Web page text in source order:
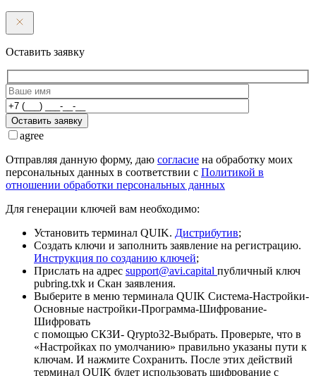
Оставить заявку
Оставить заявку
agree
Отправляя данную форму, даю согласие на обработку моих
персональных данных в соответствии с Политикой в
отношении обработки персональных данных
Для генерации ключей вам необходимо:
Установить терминал QUIK. Дистрибутив;
Создать ключи и заполнить заявление на регистрацию.
Инструкция по созданию ключей;
Прислать на адрес support@avi.capital публичный ключ
pubring.txk и Скан заявления.
Выберите в меню терминала QUIK Система-Настройки-
Основные настройки-Программа-Шифрование-
Шифровать
с помощью СКЗИ- Qrypto32-Выбрать. Проверьте, что в
«Настройках по умолчанию» правильно указаны пути к
ключам. И нажмите Сохранить. После этих действий
терминал QUIK будет использовать шифрование с